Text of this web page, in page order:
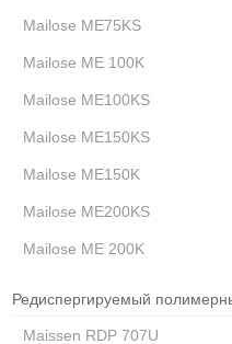
Mailose ME75KS
Mailose ME 100K
Mailose ME100KS
Mailose ME150KS
Mailose ME150K
Mailose ME200KS
Mailose ME 200K
Редиспергируемый
Maissen RDP 707U